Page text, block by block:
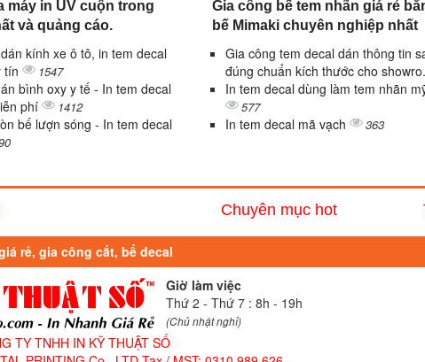
máy in UV cuộn trong
và quảng cáo.
kính xe ô tô, in tem decal
tín
1547
bình oxy y tế - In tem decal
phí
1412
bế lượn sóng - In tem decal
Gia công bế tem nhãn giá rẻ
bế Mimaki chuyên nghiệp nhất
Gia công tem decal dán thông tin
đúng chuẩn kích thước cho
In tem decal dùng làm tem nhãn
577
In tem decal mã vạch 363
Chuyên mục hot
rẻ, gia công cắt, bế decal
Giờ làm việc
Thứ 2 - Thứ 7 : 8h - 19h
(Chủ nhật nghỉ)
TY TNHH IN KỸ THUẬT SỐ